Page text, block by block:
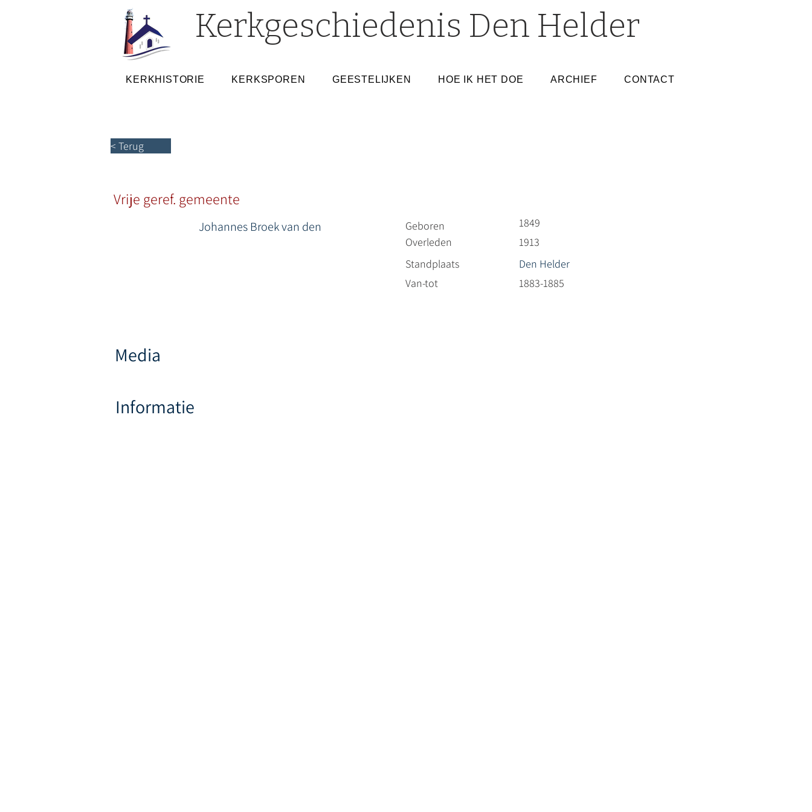
Kerkgeschiedenis Den Helder
KERKHISTORIE KERKSPOREN GEESTELIJKEN HOE IK HET DOE ARCHIEF CONTACT
< Terug
Vrije geref. gemeente
Johannes Broek van den
Geboren
Overleden
Standplaats
Van-tot
1849
1913
Den Helder
1883-1885
Media
Informatie